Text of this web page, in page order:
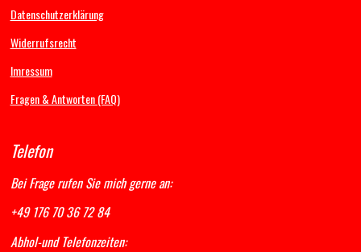
o
r
m
e
Datenschutzerklärung
Widerrufsrecht
Imressum
Fragen & Antworten (FAQ)
Telefon
Bei Frage rufen Sie mich gerne an:
+49 176 70 36 72 84
Abhol-und Telefonzeiten: